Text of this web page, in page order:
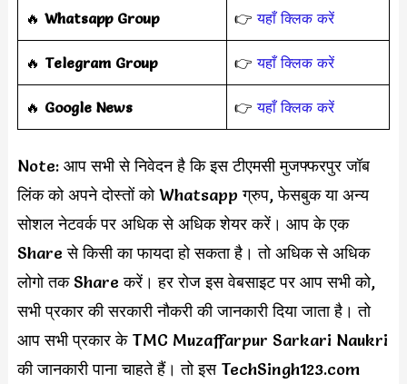
‎️‍🔥 Whatsapp Group 👉यहाँ क्लिक करें
‎️‍🔥 Telegram Group 👉यहाँ क्लिक करें
️‍🔥 Google News 👉 यहाँ क्लिक करें
Note: आप सभी से निवेदन है कि इस टीएमसी मुजफ्फरपुर जॉब
लिंक को अपने दोस्तों को Whatsapp ग्रुप, फेसबुक या अन्य
सोशल नेटवर्क पर अधिक से अधिक शेयर करें। आप के एक
Share से किसी का फायदा हो सकता है। तो अधिक से अधिक
लोगो तक Share करें। हर रोज इस वेबसाइट पर आप सभी को,
सभी प्रकार की सरकारी नौकरी की जानकारी दिया जाता है। तो
आप सभी प्रकार के TMC Muzaffarpur Sarkari Naukri
की जानकारी पाना चाहते हैं। तो इस TechSingh123.com